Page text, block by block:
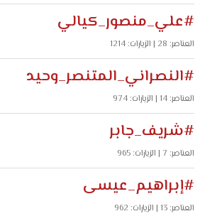
#علي_منصور_كيالي
العناصر: 28 | الزيارات: 1214
#النصراني_المتنصر_وحيد
العناصر: 14 | الزيارات: 974
#شريف_جابر
العناصر: 7 | الزيارات: 965
#إبراهيم_عيسى
العناصر: 13 | الزيارات: 962